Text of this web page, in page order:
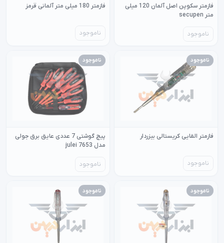
فازمتر سکوپن اصل آلمان 120 میلی
متر secupen
ناموجود
فازمتر 180 میلی متر آلمانی قرمز
ناموجود
ناموجود
فازمتر القایی کریستالی بیزردار
ناموجود
ناموجود
پیچ گوشتی 7 عددی عایق برق جولی
مدل 7653 julei
ناموجود
ناموجود ناموجود